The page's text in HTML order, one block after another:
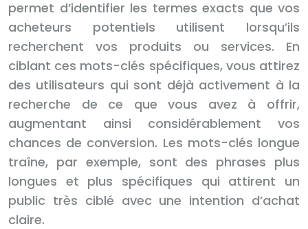
permet d’identifier les termes exacts que vos
acheteurs potentiels utilisent lorsqu’ils
recherchent vos produits ou services. En
ciblant ces mots-clés spécifiques, vous attirez
des utilisateurs qui sont déjà activement à la
recherche de ce que vous avez à offrir,
augmentant ainsi considérablement vos
chances de conversion. Les mots-clés longue
traîne, par exemple, sont des phrases plus
longues et plus spécifiques qui attirent un
public très ciblé avec une intention d’achat
claire.